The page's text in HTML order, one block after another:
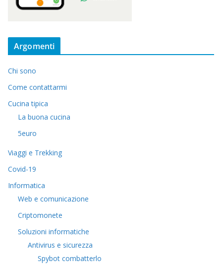
Argomenti
Chi sono
Come contattarmi
Cucina tipica
La buona cucina
5euro
Viaggi e Trekking
Covid-19
Informatica
Web e comunicazione
Criptomonete
Soluzioni informatiche
Antivirus e sicurezza
Spybot combatterlo